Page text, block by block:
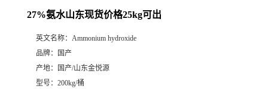
27%氨水山东现货价格25kg可出
英文名称： Ammonium hydroxide
品牌：
国产
产地：
国产/山东金悦源
型号： 200kg/桶